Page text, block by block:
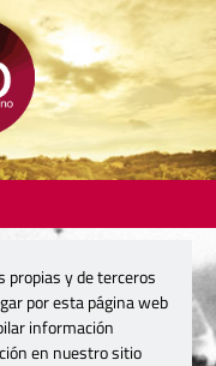
propias y de terceros
por esta página web
información
en nuestro sitio